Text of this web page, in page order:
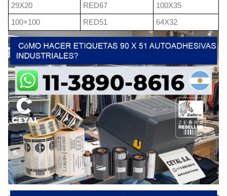
29X20
RED67
100X35
100×100
RED51 64X32